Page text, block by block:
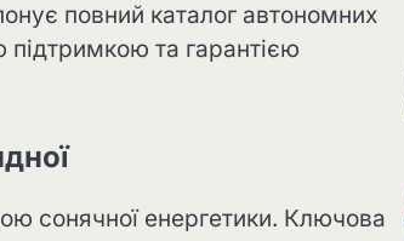
повний каталог автономних
підтримкою та гарантією
сонячної енергетики. Ключова